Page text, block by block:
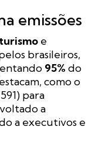
emissões
turismo e
brasileiros,
95% do
como o
para
a
a executivos e